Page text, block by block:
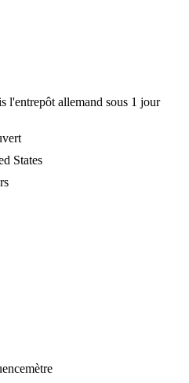
l'entrepôt allemand sous 1 jour
States